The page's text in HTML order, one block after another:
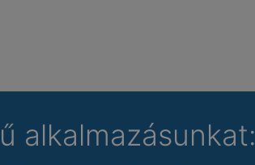
alkalmazásunkat: